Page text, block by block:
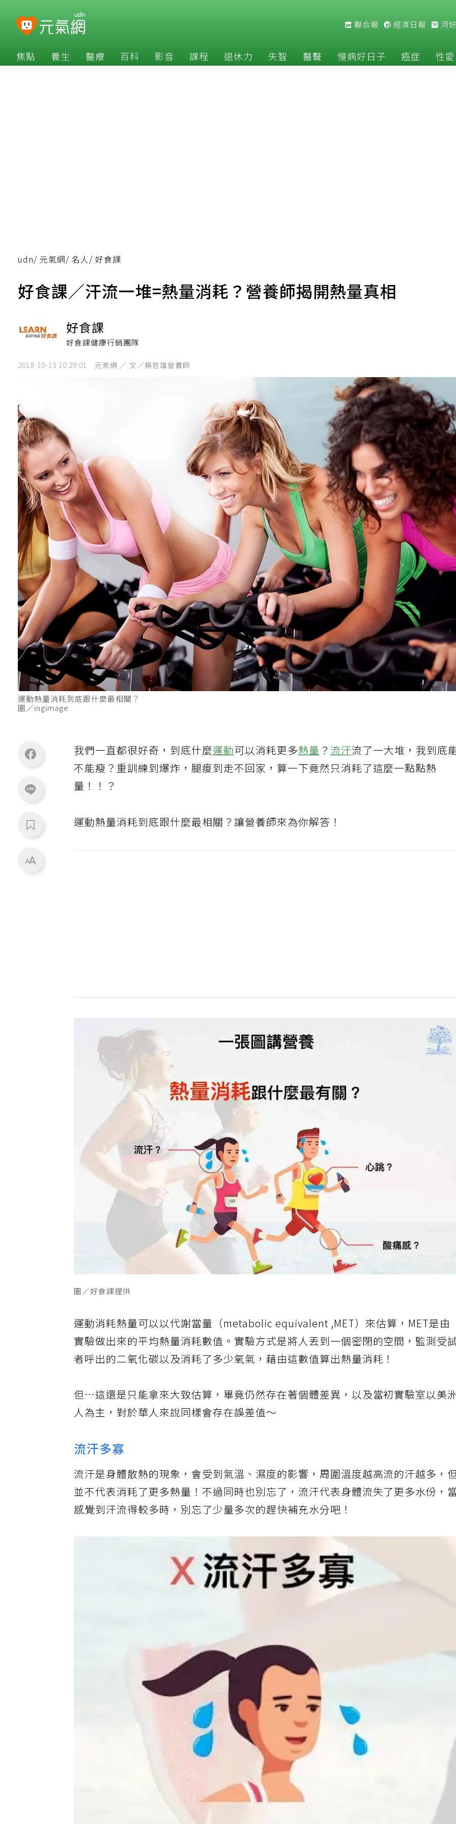
聯合報 經濟日報 河
焦點 養生 醫療 百科 影音 課程 退休力 失智 醫聲 慢病好日子 癌症 性愛
udn/ 元氣網/ 名人/ 好食課
好食課／汗流一堆=熱量消耗？營養師揭開熱量真相
好食課
好食課健康行銷團隊
2018-10-15 10:29:01 元氣網 ／ 文／楊哲雄營養師
運動熱量消耗到底跟什麼最相關？
圖／ingimage
我們一直都很好奇，到底什麼運動可以消耗更多熱量 ？流汗流了一大堆，我到底
不能瘦？重訓練到爆炸，腿痠到走不回家，算一下竟然只消耗了這麼一點點熱
量！！？
運動熱量消耗到底跟什麼最相關？讓營養師來為你解答！
圖／好食課提供
運動消耗熱量可以以代謝當量（metabolic equivalent ,MET）來估算，MET是由
實驗做出來的平均熱量消耗數值。實驗方式是將人丟到一個密閉的空間，監測受
者呼出的二氧化碳以及消耗了多少氧氣，藉由這數值算出熱量消耗！
但…這還是只能拿來大致估算，畢竟仍然存在著個體差異，以及當初實驗室以美
人為主，對於華人來說同樣會存在誤差值～
流汗多寡
流汗是身體散熱的現象，會受到氣溫、濕度的影響，周圍溫度越高流的汗越多，
並不代表消耗了更多熱量！不過同時也別忘了，流汗代表身體流失了更多水份，
感覺到汗流得較多時，別忘了少量多次的趕快補充水分吧！